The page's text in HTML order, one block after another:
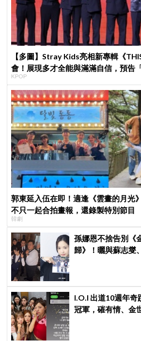
【多圖】Stray Kids亮相新專輯《
會！展現多才全能與滿滿自信，預告
日音樂圈
KPOP
郭東延入伍在即！適逢《雲畫的月光
不只一起合拍畫報，還錄製特別節目
韓劇
孫娜恩不捨告別《
歸》！曬與蘇志燮
I.O.I 出道10週年
冠軍，磪有情、金